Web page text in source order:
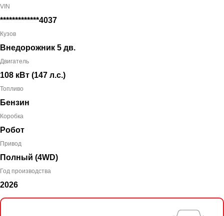
VIN
*************4037
Кузов
Внедорожник 5 дв.
Двигатель
108 кВт (147 л.с.)
Топливо
Бензин
Коробка
Робот
Привод
Полный (4WD)
Год производства
2026